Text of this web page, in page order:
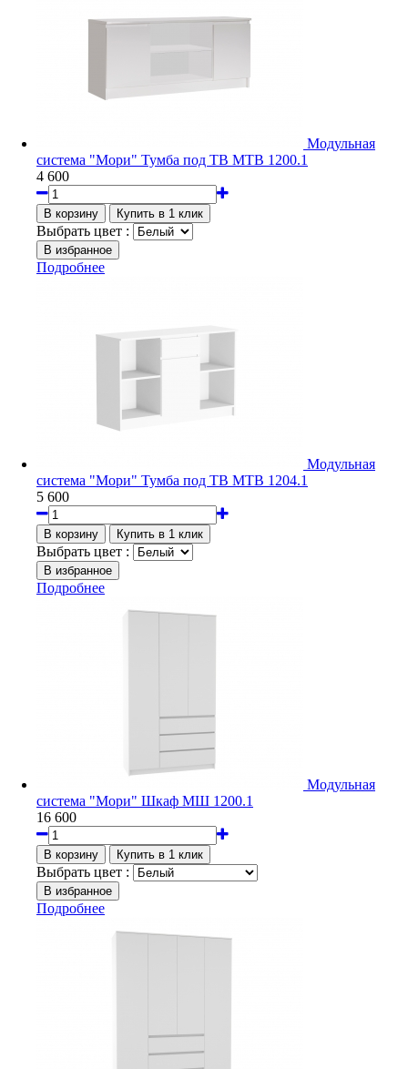
Модульная
система "Мори" Тумба под ТВ МТВ 1200.1
4 600
Выбрать цвет :
Подробнее
Модульная
система "Мори" Тумба под ТВ МТВ 1204.1
5 600
Выбрать цвет :
Подробнее
Модульная
система "Мори" Шкаф МШ 1200.1
16 600
Выбрать цвет :
Подробнее